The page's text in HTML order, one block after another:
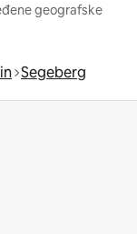
geografske
Segeberg